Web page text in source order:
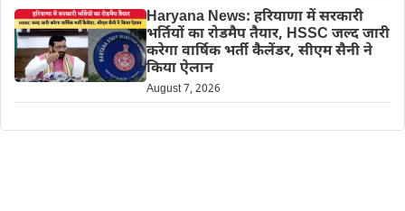
Haryana News: हरियाणा में सरकारी
भर्तियों का रोडमैप तैयार, HSSC जल्द जारी
करेगा वार्षिक भर्ती कैलेंडर, सीएम सैनी ने
किया ऐलान
August 7, 2026